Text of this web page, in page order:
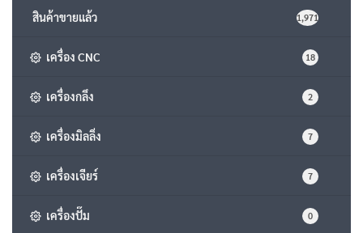
สินค้าขายแล้ว 1,971
เครื่อง CNC 18
เครื่องกลึง 2
เครื่องมิลลิ่ง 7
เครื่องเจียร์ 7
เครื่องปั๊ม 0